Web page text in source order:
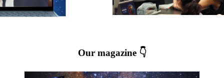
Our magazine 👇